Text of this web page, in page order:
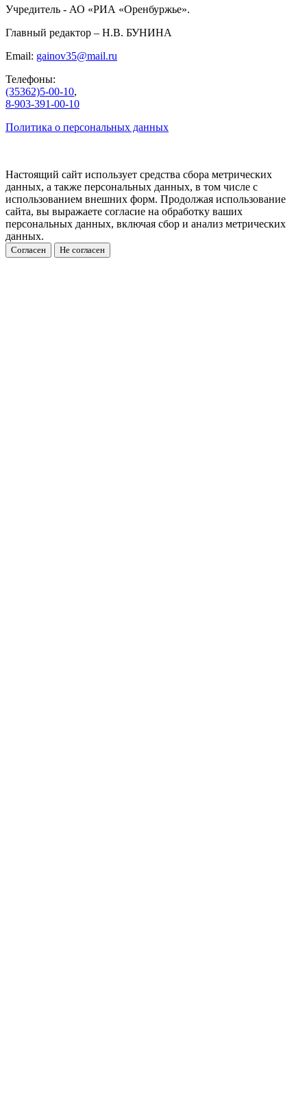
Учредитель - АО «РИА «Оренбуржье».
Главный редактор – Н.В. БУНИНА
Email: gainov35@mail.ru
Телефоны:
(35362)5-00-10,
8-903-391-00-10
Политика о персональных данных
Настоящий сайт использует средства сбора метрических
данных, а также персональных данных, в том числе с
использованием внешних форм. Продолжая использование
сайта, вы выражаете согласие на обработку ваших
персональных данных, включая сбор и анализ метрических
данных.
Согласен Не согласен